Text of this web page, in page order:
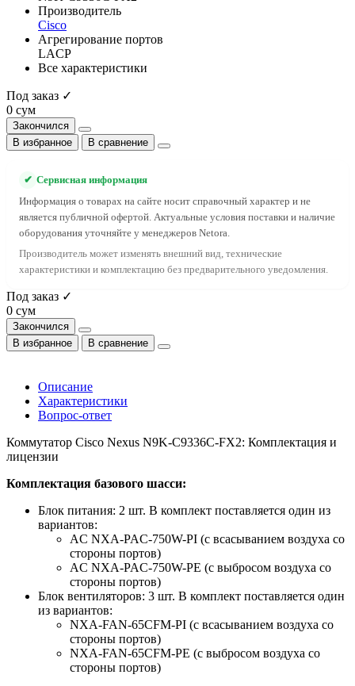
Производитель
Cisco
Агрегирование портов
LACP
Все характеристики
Под заказ ✓
0 сум
Закончился
В избранное
В сравнение
✔ Сервисная информация
Информация о товарах на сайте носит справочный характер и не
является публичной офертой. Актуальные условия поставки и наличие
оборудования уточняйте у менеджеров Netora.
Производитель может изменять внешний вид, технические
характеристики и комплектацию без предварительного уведомления.
Под заказ ✓
0 сум
Закончился
В избранное
В сравнение
Описание
Характеристики
Вопрос-ответ
Коммутатор Cisco Nexus N9K-C9336C-FX2: Комплектация и
лицензии
Комплектация базового шасси:
Блок питания: 2 шт. В комплект поставляется один из
вариантов:
AC NXA-PAC-750W-PI (с всасыванием воздуха со
стороны портов)
AC NXA-PAC-750W-PE (с выбросом воздуха со
стороны портов)
Блок вентиляторов: 3 шт. В комплект поставляется один
из вариантов:
NXA-FAN-65CFM-PI (с всасыванием воздуха со
стороны портов)
NXA-FAN-65CFM-PE (с выбросом воздуха со
стороны портов)